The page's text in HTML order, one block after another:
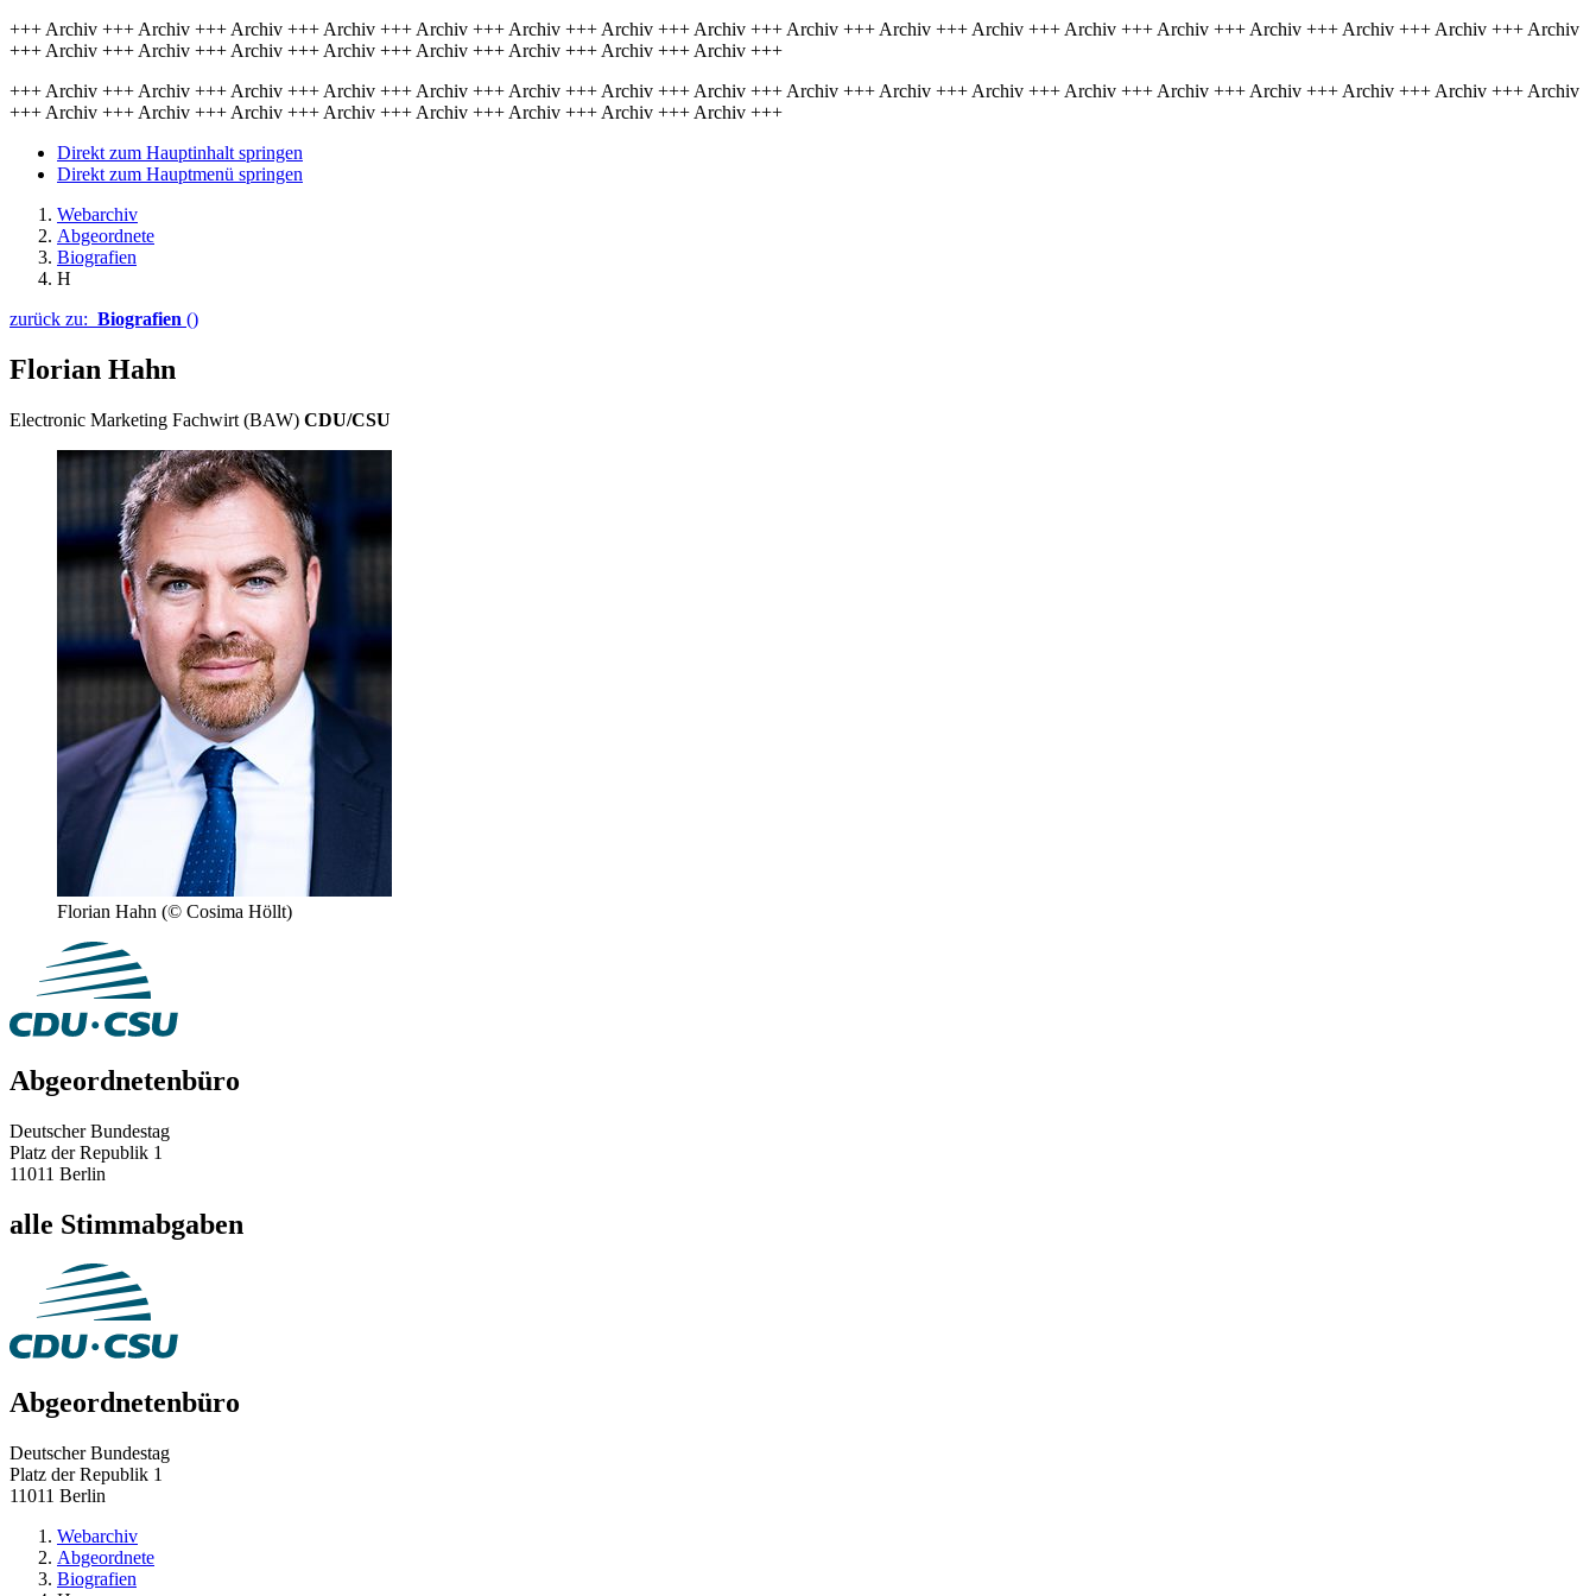
+++ Archiv +++ Archiv +++ Archiv +++ Archiv +++ Archiv +++ Archiv +++ Archiv +++ Archiv +++ Archiv +++ Archiv +++ Archiv +++ Archiv +++ Archiv +++ Archiv +++ Archiv +++ Archiv +++ Archiv
+++ Archiv +++ Archiv +++ Archiv +++ Archiv +++ Archiv +++ Archiv +++ Archiv +++ Archiv +++
+++ Archiv +++ Archiv +++ Archiv +++ Archiv +++ Archiv +++ Archiv +++ Archiv +++ Archiv +++ Archiv +++ Archiv +++ Archiv +++ Archiv +++ Archiv +++ Archiv +++ Archiv +++ Archiv +++ Archiv
+++ Archiv +++ Archiv +++ Archiv +++ Archiv +++ Archiv +++ Archiv +++ Archiv +++ Archiv +++
Direkt zum Hauptinhalt springen
Direkt zum Hauptmenü springen
Webarchiv
Abgeordnete
Biografien
H
zurück zu: Biografien ()
Florian Hahn
Electronic Marketing Fachwirt (BAW) CDU/CSU
Florian Hahn (© Cosima Höllt)
Abgeordnetenbüro
Deutscher Bundestag
Platz der Republik 1
11011 Berlin
alle Stimmabgaben
Abgeordnetenbüro
Deutscher Bundestag
Platz der Republik 1
11011 Berlin
Webarchiv
Abgeordnete
Biografien